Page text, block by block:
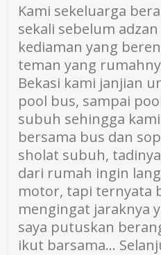
Kami sekeluarga
sekali sebelum
kediaman yang
teman yang
Bekasi kami janjian
pool bus, sampai
subuh sehingga
bersama bus dan
sholat subuh,
dari rumah ingin
motor, tapi ternyata
mengingat jaraknya
saya putuskan
ikut barsama…